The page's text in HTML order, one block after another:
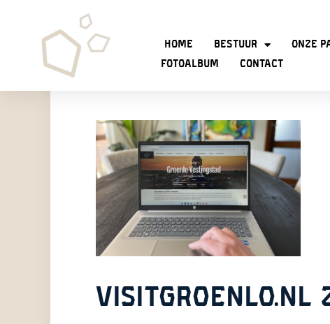
Home Bestuur Onze
Fotoalbum
Contact
VISITGROENLO.NL